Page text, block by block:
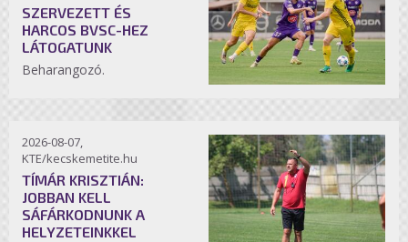
SZERVEZETT ÉS
HARCOS BVSC-HEZ
LÁTOGATUNK
Beharangozó.
2026-08-07,
KTE/kecskemetite.hu
TÍMÁR KRISZTIÁN:
JOBBAN KELL
SÁFÁRKODNUNK A
HELYZETEINKKEL